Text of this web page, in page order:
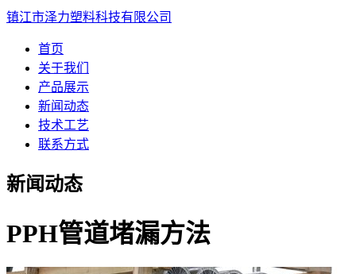
镇江市泽力塑料科技有限公司
首页
关于我们
产品展示
新闻动态
技术工艺
联系方式
新闻动态
PPH管道堵漏方法